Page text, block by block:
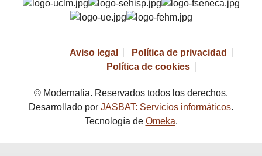
Aviso legal
Política de privacidad
Política de cookies
© Modernalia. Reservados todos los derechos.
Desarrollado por JASBAT: Servicios informáticos.
Tecnología de Omeka.